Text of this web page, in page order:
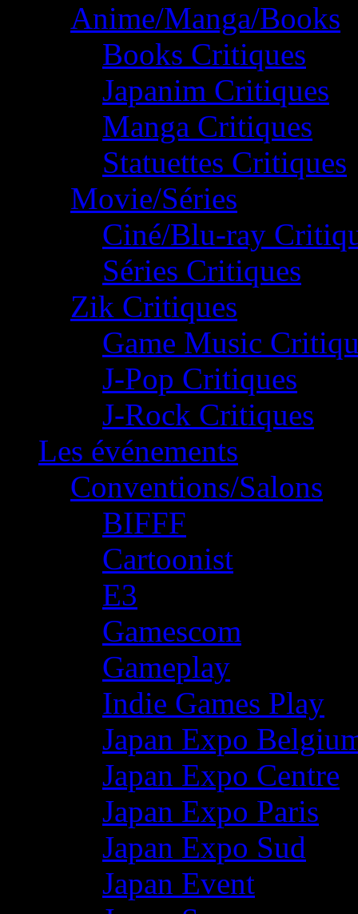
Anime/Manga/Books
Books Critiques
Japanim Critiques
Manga Critiques
Statuettes Critiques
Movie/Séries
Ciné/Blu-ray
Séries Critiques
Zik Critiques
Game Music
J-Pop Critiques
J-Rock Critiques
Les événements
Conventions/Salons
BIFFF
Cartoonist
E3
Gamescom
Gameplay
Indie Games Play
Japan Expo
Japan Expo Centre
Japan Expo Paris
Japan Expo Sud
Japan Event